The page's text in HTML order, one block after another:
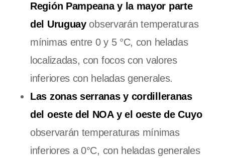
Región Pampeana y la mayor parte
del Uruguayobservarán temperaturas
mínimas entre 0 y 5 °C, con heladas
localizadas, con focos con valores
inferiores con heladas generales.
Las zonas serranas y cordilleranas
del oeste del NOA y el oeste de Cuyo
observarán temperaturas mínimas
inferiores a 0°C, con heladas generales